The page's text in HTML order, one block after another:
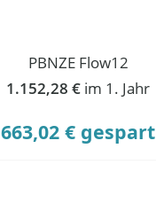
PBNZE Flow12
1.152,28 € im 1. Jahr
663,02 € gespart